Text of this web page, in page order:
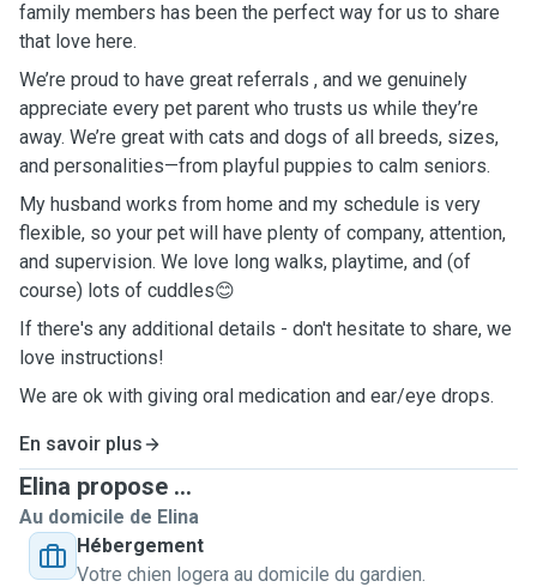
family members has been the perfect way for us to share
that love here.
We’re proud to have great referrals , and we genuinely
appreciate every pet parent who trusts us while they’re
away. We’re great with cats and dogs of all breeds, sizes,
and personalities—from playful puppies to calm seniors.
My husband works from home and my schedule is very
flexible, so your pet will have plenty of company, attention,
and supervision. We love long walks, playtime, and (of
course) lots of cuddles😊
If there's any additional details - don't hesitate to share, we
love instructions!
We are ok with giving oral medication and ear/eye drops.
En savoir plus
Elina propose ...
Au domicile de Elina
Hébergement
Votre chien logera au domicile du gardien.